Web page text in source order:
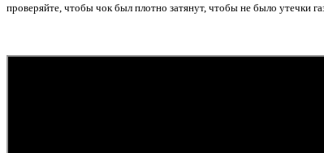
проверяйте, чтобы чок был плотно затянут, чтобы не было утечки